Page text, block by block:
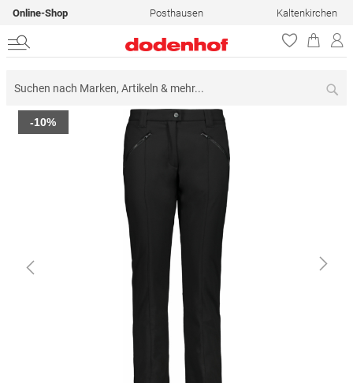
Online-Shop Posthausen Kaltenkirchen
Zum
Ende
-10%